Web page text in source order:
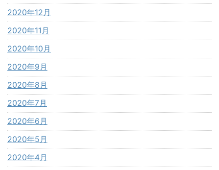
2020年12月
2020年11月
2020年10月
2020年9月
2020年8月
2020年7月
2020年6月
2020年5月
2020年4月